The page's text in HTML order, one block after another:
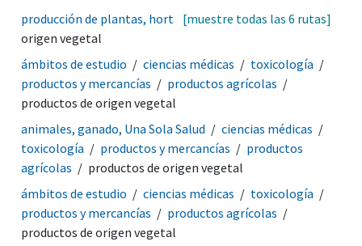
producción de plantas, horticultura
productos de
origen vegetal
[muestre todas las 6 rutas]
ámbitos de estudio ciencias médicas
toxicología
productos y mercancías
productos agrícolas
productos de origen vegetal
animales, ganado, Una Sola Salud
ciencias médicas
toxicología
productos y mercancías
productos
agrícolas
productos de origen vegetal
ámbitos de estudio
ciencias médicas
toxicología
productos y mercancías
productos agrícolas
productos de origen vegetal